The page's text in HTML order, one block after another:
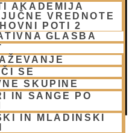
AKADEMIJA
VREDNOTE
POTI 2
GLASBA
SE
SKUPINE
IN SANGE PO
IN MLADINSKI